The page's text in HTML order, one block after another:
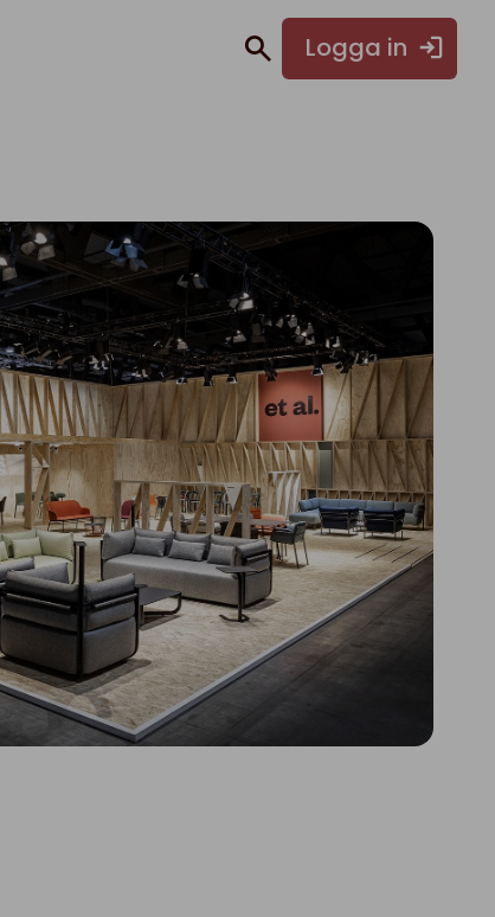
Logga in